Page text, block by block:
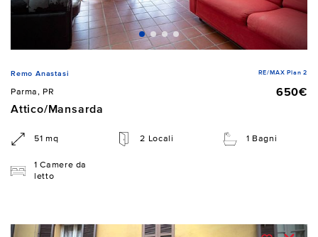
Remo Anastasi RE/MAX Plan 2
Parma, PR
650€
Attico/Mansarda
51 mq 2 Locali 1 Bagni
1 Camere da
letto